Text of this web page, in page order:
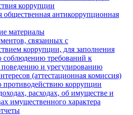
коррупции
общественная антикоррупционная
материалы
связанных с
коррупции, для заполнения
соблюдению требований к
и урегулированию
(аттестационная комиссия)
противодействию коррупции
расходах, об имуществе и
имущественного характера